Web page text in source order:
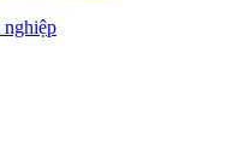
nghiệp